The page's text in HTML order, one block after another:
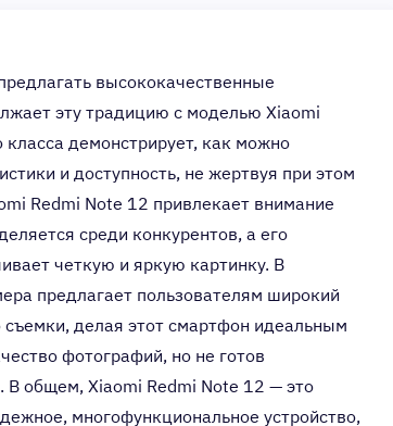
высококачественные
эту традицию с моделью Xiaomi
демонстрирует, как можно
и доступность, не жертвуя при этом
Redmi Note 12 привлекает внимание
среди конкурентов, а его
четкую и яркую картинку. В
предлагает пользователям широкий
делая этот смартфон идеальным
фотографий, но не готов
В общем, Xiaomi Redmi Note 12 — это
многофункциональное устройство,